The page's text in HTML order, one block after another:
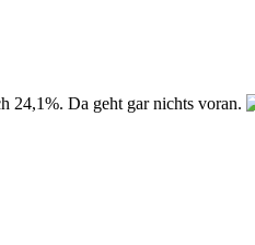
24,1%. Da geht gar nichts voran.